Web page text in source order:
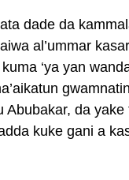
dade da
al’ummar
‘ya yan
Abubakar, da
kuke gani a